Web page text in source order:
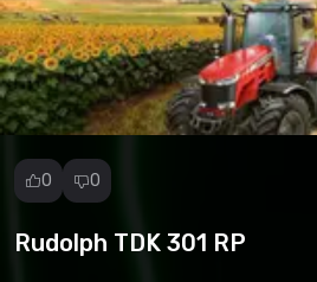
0 0
Rudolph TDK 301 RP
Denunciar
Versão do Jogo *
1
Download (205.89 Kb)